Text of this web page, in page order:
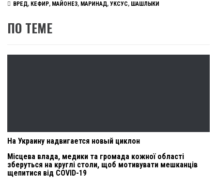
ВРЕД, КЕФИР, МАЙОНЕЗ, МАРИНАД, УКСУС, ШАШЛЫКИ
ПО ТЕМЕ
На Украину надвигается новый циклон
Місцева влада, медики та громада кожної області
зберуться на круглі столи, щоб мотивувати мешканців
щепитися від COVID-19